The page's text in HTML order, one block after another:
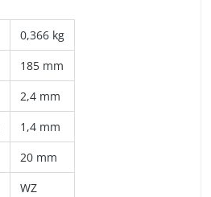
0,366 kg
185 mm
2,4 mm
1,4 mm
20 mm
WZ